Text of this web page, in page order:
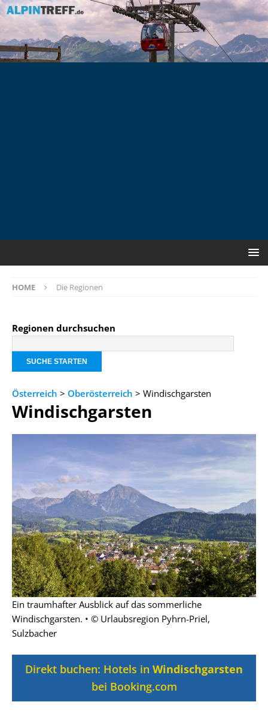
HOME Die Regionen
Regionen durchsuchen
Österreich > Oberösterreich > Windischgarsten
Windischgarsten
Ein traumhafter Ausblick auf das sommerliche
Windischgarsten. • © Urlaubsregion Pyhrn-Priel,
Sulzbacher
Direkt buchen: Hotels in Windischgarsten
bei Booking.com